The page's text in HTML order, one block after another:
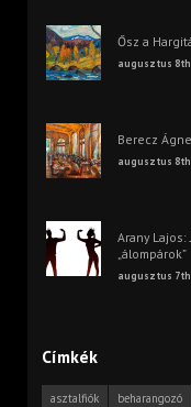
Ősz a
augusztus
Berecz
augusztus
Arany Lajos:
„álompárok”
augusztus
Címkék
asztalfiók beharangozó